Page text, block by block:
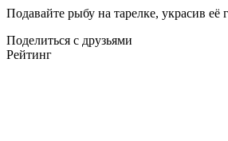
Подавайте рыбу на тарелке, украсив
Поделиться с друзьями
Рейтинг